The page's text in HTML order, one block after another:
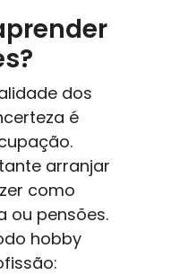
dos
é
arranjar
como
ou pensões.
hobby